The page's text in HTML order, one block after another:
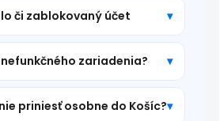
či zablokovaný účet
zariadenia?
priniesť osobne do Košíc?